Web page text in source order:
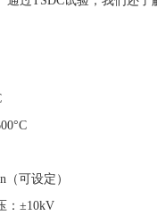
（可设定）
： ±10kV